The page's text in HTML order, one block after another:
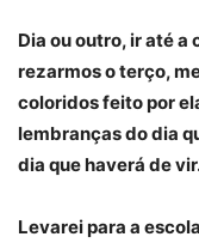
Dia ou outro, ir até a
rezarmos o terço,
coloridos feito por
lembranças do dia
dia que haverá de
Levarei para a